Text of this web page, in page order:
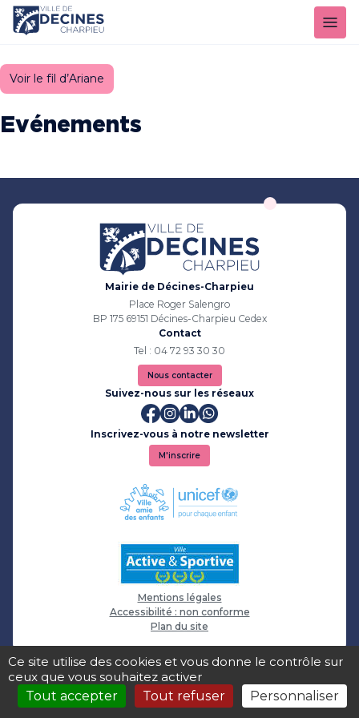
Voir le fil d’Ariane
Evénements
Mairie de Décines-Charpieu
Place Roger Salengro
BP 175 69151 Décines-Charpieu Cedex
Contact
Tel : 04 72 93 30 30
Nous contacter
Suivez-nous sur les réseaux
Inscrivez-vous à notre newsletter
M'inscrire
Mentions légales
Accessibilité : non conforme
Plan du site
Panneau de gestion des cookies
Ce site utilise des cookies et vous donne le contrôle sur
ceux que vous souhaitez activer
Tout accepter
Tout refuser Personnaliser